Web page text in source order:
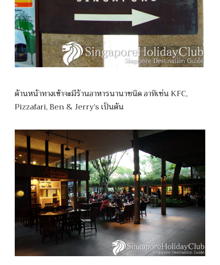
ด้านหน้าทางเข้าจะมีร้านอาหารนานาชนิด อาทิเช่น KFC,
Pizzafari, Ben & Jerry’s เป็นต้น